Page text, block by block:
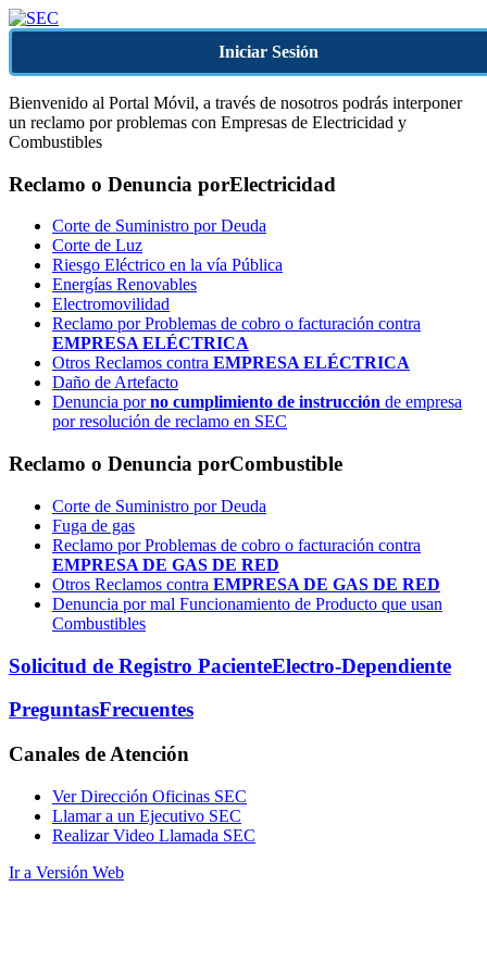
Iniciar Sesión
Bienvenido al Portal Móvil, a través de nosotros podrás interponer
un reclamo por problemas con Empresas de Electricidad y
Combustibles
Reclamo o Denuncia porElectricidad
Corte de Suministro por Deuda
Corte de Luz
Riesgo Eléctrico en la vía Pública
Energías Renovables
Electromovilidad
Reclamo por Problemas de cobro o facturación contra
EMPRESA ELÉCTRICA
Otros Reclamos contra EMPRESA ELÉCTRICA
Daño de Artefacto
Denuncia porno cumplimiento de instrucción de empresa
por resolución de reclamo en SEC
Reclamo o Denuncia porCombustible
Corte de Suministro por Deuda
Fuga de gas
Reclamo por Problemas de cobro o facturación contra
EMPRESA DE GAS DE RED
Otros Reclamos contra EMPRESA DE GAS DE RED
Denuncia por mal Funcionamiento de Producto que usan
Combustibles
Solicitud de Registro PacienteElectro-Dependiente
PreguntasFrecuentes
Canales de Atención
Ver Dirección Oficinas SEC
Llamar a un Ejecutivo SEC
Realizar Video Llamada SEC
Ir a Versión Web